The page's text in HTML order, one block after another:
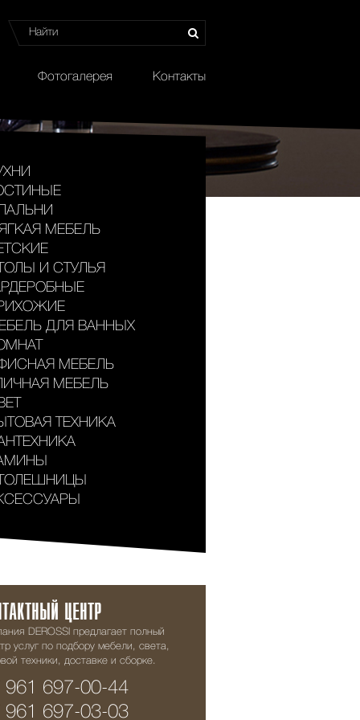
Фотогалерея Контакты
МЕБЕЛЬ
И СТУЛЬЯ
ДЛЯ ВАННЫХ
МЕБЕЛЬ
МЕБЕЛЬ
ТЕХНИКА
ЦЕНТР
DEROSSI предлагает полный
услуг по подбору мебели, света,
техники, доставке и сборке.
961 697-00-44
961 697-03-03